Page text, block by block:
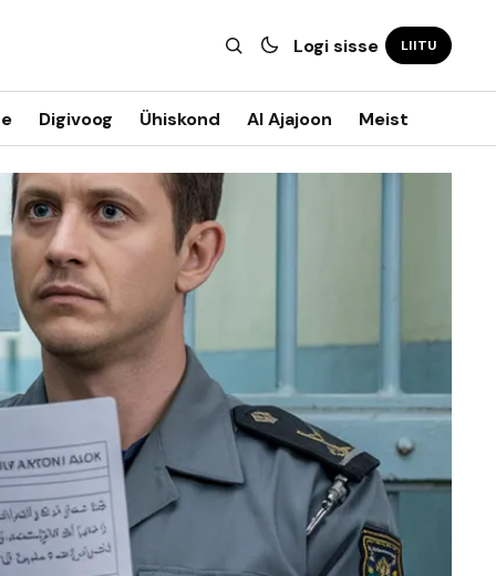
Logi sisse LIITU
Digivoog Ühiskond AI Ajajoon Meist